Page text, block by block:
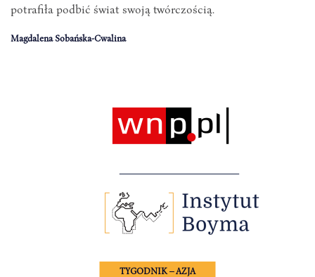
potrafiła podbić świat swoją twórczością.
Magdalena Sobańska-Cwalina
TYGODNIK – AZJA